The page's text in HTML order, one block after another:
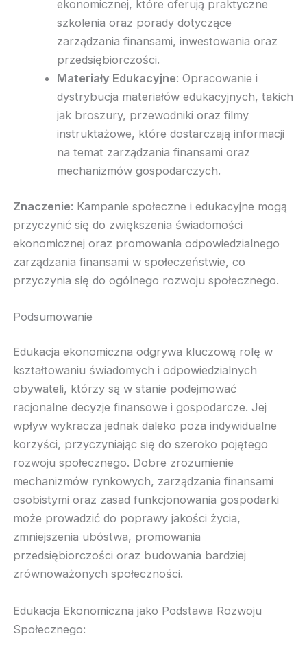
ekonomicznej, które oferują praktyczne
szkolenia oraz porady dotyczące
zarządzania finansami, inwestowania oraz
przedsiębiorczości.
Materiały Edukacyjne: Opracowanie i
dystrybucja materiałów edukacyjnych, takich
jak broszury, przewodniki oraz filmy
instruktażowe, które dostarczają informacji
na temat zarządzania finansami oraz
mechanizmów gospodarczych.
Znaczenie: Kampanie społeczne i edukacyjne mogą
przyczynić się do zwiększenia świadomości
ekonomicznej oraz promowania odpowiedzialnego
zarządzania finansami w społeczeństwie, co
przyczynia się do ogólnego rozwoju społecznego.
Podsumowanie
Edukacja ekonomiczna odgrywa kluczową rolę w
kształtowaniu świadomych i odpowiedzialnych
obywateli, którzy są w stanie podejmować
racjonalne decyzje finansowe i gospodarcze. Jej
wpływ wykracza jednak daleko poza indywidualne
korzyści, przyczyniając się do szeroko pojętego
rozwoju społecznego. Dobre zrozumienie
mechanizmów rynkowych, zarządzania finansami
osobistymi oraz zasad funkcjonowania gospodarki
może prowadzić do poprawy jakości życia,
zmniejszenia ubóstwa, promowania
przedsiębiorczości oraz budowania bardziej
zrównoważonych społeczności.
Edukacja Ekonomiczna jako Podstawa Rozwoju
Społecznego: